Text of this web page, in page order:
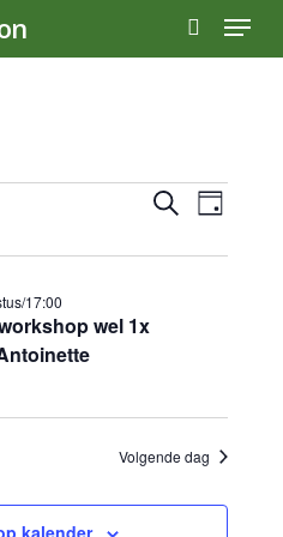
search
Menu
en
Zoeken
Dag
wel 1x
17:00
Volgende dag
kalender